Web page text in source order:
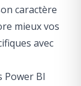
caractère
mieux vos
avec
Power BI